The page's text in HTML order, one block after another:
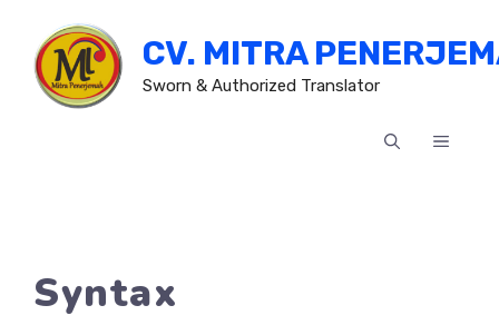
content
CV. MITRA
Sworn & Authorized Translator
MENU
Syntax